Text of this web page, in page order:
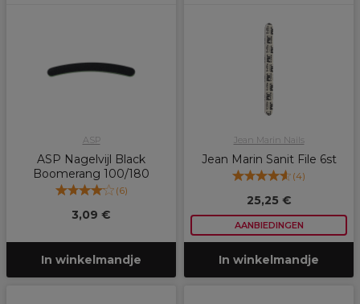
ASP
ASP Nagelvijl Black
Boomerang 100/180
(6)
3,09 €
In winkelmandje
Jean Marin Nails
Jean Marin Sanit File 6st
(4)
25,25 €
AANBIEDINGEN
In winkelmandje